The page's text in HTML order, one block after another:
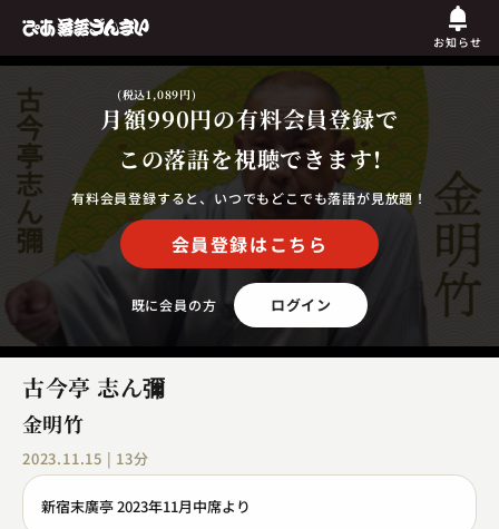
お知らせ
月額990円
(税込1,089円)
の有料会員登録で
この落語を視聴できます!
有料会員登録すると、いつでもどこでも落語が見放題！
会員登録はこちら
既に会員の方 ログイン
古今亭 志ん彌
金明竹
2023.11.15 | 13分
新宿末廣亭 2023年11月中席より